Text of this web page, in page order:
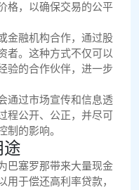
格，以确保交易的公平
金融机构合作，通过股
者。这种方式不仅可以
验的合作伙伴，进一步
通过市场宣传和信息透
程公开、公正，并尽可
制的影响。
途
巴塞罗那带来大量现金
于偿还高利率贷款，